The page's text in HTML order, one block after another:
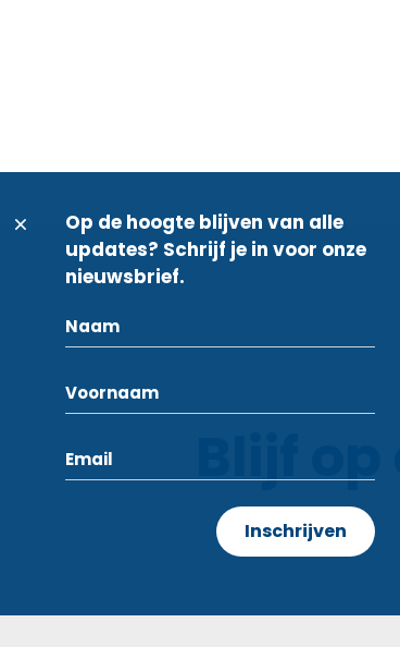
Blijf
Op de hoogte blijven van alle
updates? Schrijf je in voor onze
nieuwsbrief.